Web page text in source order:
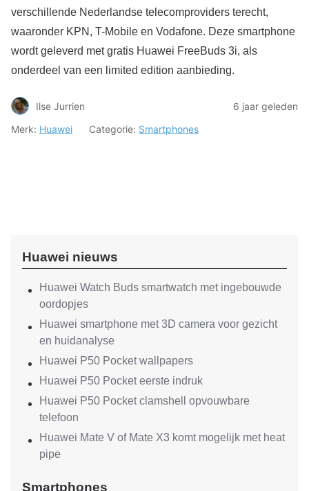
verschillende Nederlandse telecomproviders terecht,
waaronder KPN, T-Mobile en Vodafone. Deze smartphone
wordt geleverd met gratis Huawei FreeBuds 3i, als
onderdeel van een limited edition aanbieding.
Ilse Jurrien
6 jaar geleden
Merk: Huawei Categorie: Smartphones
Huawei nieuws
Huawei Watch Buds smartwatch met ingebouwde
oordopjes
Huawei smartphone met 3D camera voor gezicht
en huidanalyse
Huawei P50 Pocket wallpapers
Huawei P50 Pocket eerste indruk
Huawei P50 Pocket clamshell opvouwbare
telefoon
Huawei Mate V of Mate X3 komt mogelijk met heat
pipe
Smartphones